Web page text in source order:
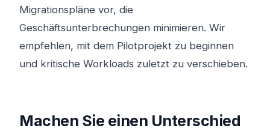
Migrationspläne vor, die
Geschäftsunterbrechungen minimieren. Wir
empfehlen, mit dem Pilotprojekt zu beginnen
und kritische Workloads zuletzt zu verschieben.
Machen Sie einen Unterschied